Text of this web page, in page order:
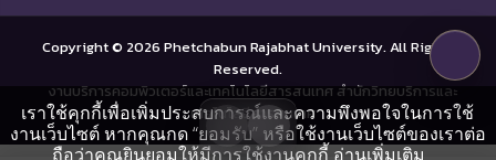
Copyright © 2026 Phetchabun Rajabhat University. All Rights
Reserved.
งานบริการคอมพิวเตอร์และเทคโนโลยีสารสนเทศ สำนักวิทยบริการและ
เทคโนโลยีสารสนเทศ
เราใช้คุกกี้เพื่อเพิ่มประสบการณ์และความพึงพอใจในการใช้
งานเว็บไซต์ หากคุณกด “ยอมรับ” หรือใช้งานเว็บไซต์ของเราต่อ
ถือว่าคุณยินยอมให้มีการใช้งานคุกกี้ อ่านเพิ่มเติม